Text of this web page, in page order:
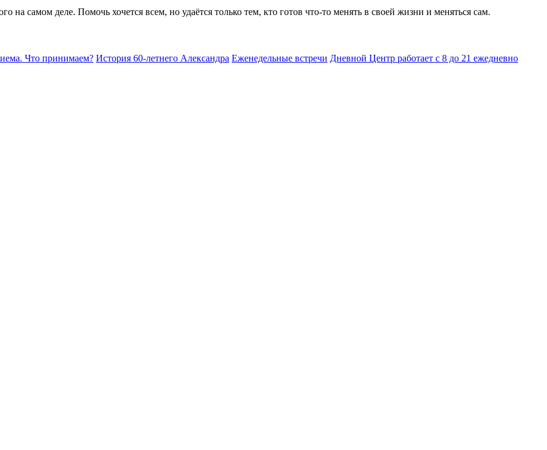
на самом деле. Помочь хочется всем, но удаётся только тем, кто готов что-то менять в своей жизни и меняться сам.
Что принимаем? История 60-летнего Александра Еженедельные встречи Дневной Центр работает с 8 до 21 ежедневно